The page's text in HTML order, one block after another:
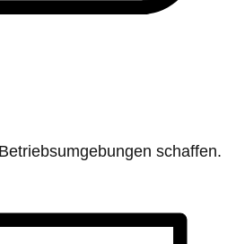
schaffen.